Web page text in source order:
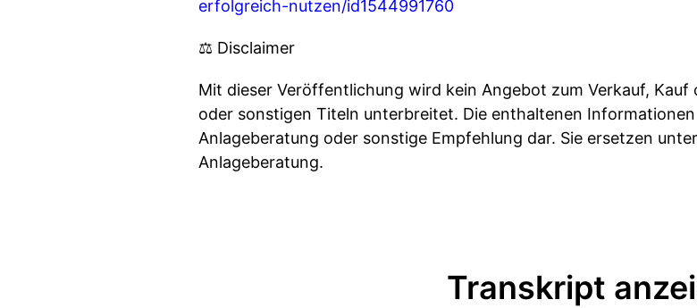
erfolgreich-nutzen/id1544991760
⚖️ Disclaimer
Mit dieser Veröffentlichung wird kein Angebot zum Verkauf,
oder sonstigen Titeln unterbreitet. Die enthaltenen
Anlageberatung oder sonstige Empfehlung dar. Sie ersetzen
Anlageberatung.
Transkript